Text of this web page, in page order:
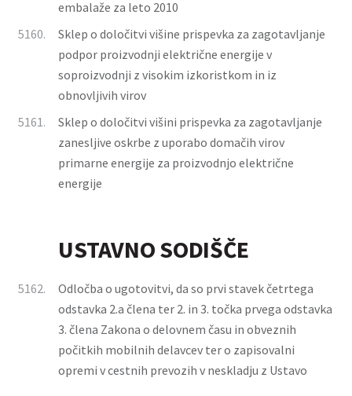
embalaže za leto 2010
5160.
Sklep o določitvi višine prispevka za zagotavljanje
podpor proizvodnji električne energije v
soproizvodnji z visokim izkoristkom in iz
obnovljivih virov
5161.
Sklep o določitvi višini prispevka za zagotavljanje
zanesljive oskrbe z uporabo domačih virov
primarne energije za proizvodnjo električne
energije
USTAVNO SODIŠČE
5162.
Odločba o ugotovitvi, da so prvi stavek četrtega
odstavka 2.a člena ter 2. in 3. točka prvega odstavka
3. člena Zakona o delovnem času in obveznih
počitkih mobilnih delavcev ter o zapisovalni
opremi v cestnih prevozih v neskladju z Ustavo